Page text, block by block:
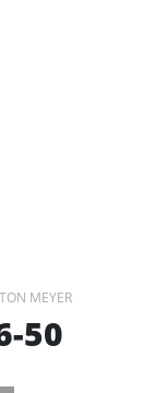
MEYER
50